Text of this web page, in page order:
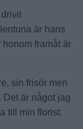
är hans
framåt är
sin frisör men
Det är något jag
till min florist.